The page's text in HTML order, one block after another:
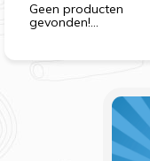
Geen producten
gevonden!...